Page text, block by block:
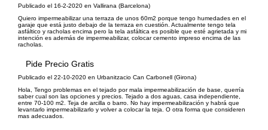
Publicado el 16-2-2020 en Vallirana (Barcelona)
Quiero impermeabilizar una terraza de unos 60m2 porque tengo humedades en el
garaje que está justo debajo de la terraza en cuestión. Actualmente tengo tela
asfáltico y racholas encima pero la tela asfáltica es posible que esté agrietada y mi
intención es además de impermeabilizar, colocar cemento impreso encima de las
racholas.
Pide Precio Gratis
Publicado el 22-10-2020 en Urbanitzacio Can Carbonell (Girona)
Hola, Tengo problemas en el tejado por mala impermeabilización de base, querría
saber cual son las opciones y precios. Tejado a dos aguas, casa independiente,
entre 70-100 m2. Teja de arcilla o barro. No hay impermeabilización y habrá que
levantarlo impermeabilizarlo y volver a colocar la teja. O otra forma que consideren
mas adecuados.